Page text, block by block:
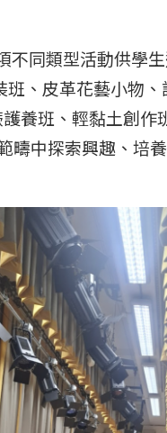
同類型活動供學
、皮革花藝小物
養班、輕黏土創
中探索興趣、培